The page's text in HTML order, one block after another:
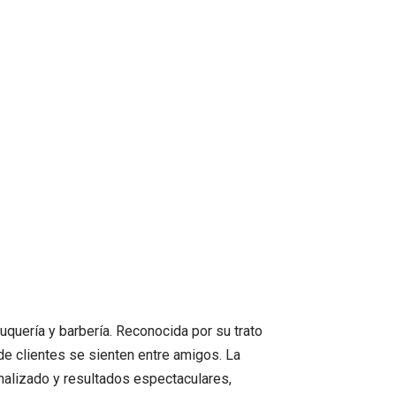
y barbería. Reconocida por su trato
clientes se sienten entre amigos. La
y resultados espectaculares,